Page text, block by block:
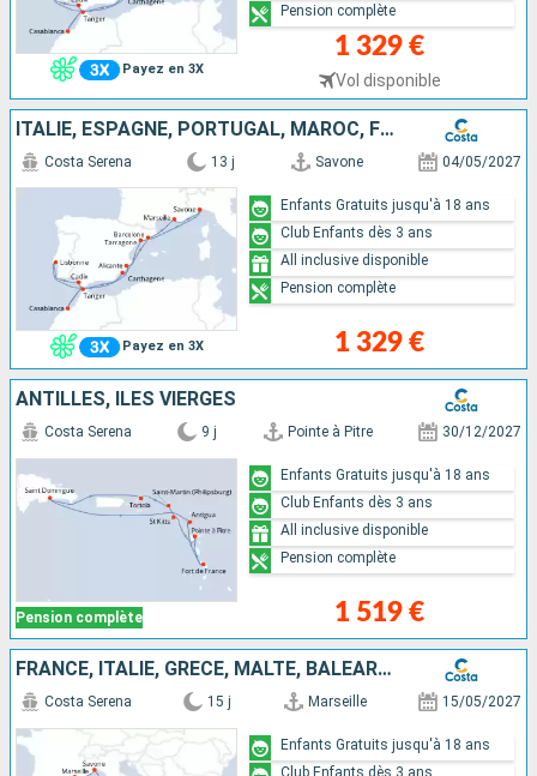
Payez en 3X
1 329 €
Vol disponible
Pension complète
ITALIE, ESPAGNE, PORTUGAL, MAROC, FRANCE
Payez en 3X
Costa Serena 13 j Savone 04/05/2027
1 329 €
Enfants Gratuits jusqu'à 18 ans
Club Enfants dès 3 ans
All inclusive disponible
Pension complète
ANTILLES, ILES VIERGES
Pension complète
Costa Serena 9 j Pointe à Pitre 30/12/2027
1 519 €
Enfants Gratuits jusqu'à 18 ans
Club Enfants dès 3 ans
All inclusive disponible
Pension complète
FRANCE, ITALIE, GRÈCE, MALTE, BALÉARES, ESPAGNE
Costa Serena 15 j Marseille 15/05/2027
Enfants Gratuits jusqu'à 18 ans
Club Enfants dès 3 ans